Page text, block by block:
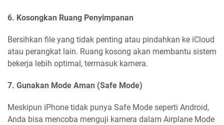
6. Kosongkan Ruang Penyimpanan
Bersihkan file yang tidak penting atau pindahkan ke iCloud
atau perangkat lain. Ruang kosong akan membantu sistem
bekerja lebih optimal, termasuk kamera.
7. Gunakan Mode Aman (Safe Mode)
Meskipun iPhone tidak punya Safe Mode seperti Android,
Anda bisa mencoba menguji kamera dalam Airplane Mode